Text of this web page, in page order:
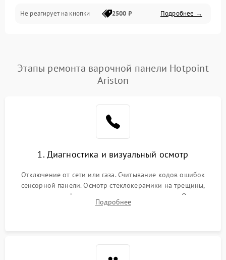
Не реагирует на кнопки 2500 ₽ Подробнее →
Этапы ремонта варочной панели Hotpoint
Ariston
1. Диагностика и визуальный осмотр
Отключение от сети или газа. Считывание кодов ошибок
сенсорной панели. Осмотр стеклокерамики на трещины,
проверка конфорок на равномерность нагрева. Опрос
клиента о симптомах (не включается, не видит посуду,
Подробнее